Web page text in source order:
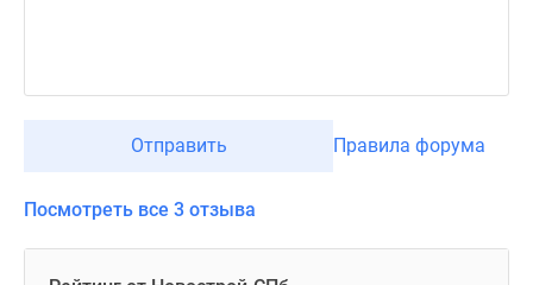
Отправить Правила форума
Посмотреть все 3 отзыва